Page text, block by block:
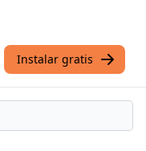
Instalar gratis